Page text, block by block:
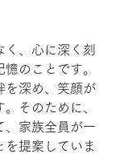
く、心に深く刻
のことです。
を深め、笑顔が
そのために、
、家族全員が一
を提案していま